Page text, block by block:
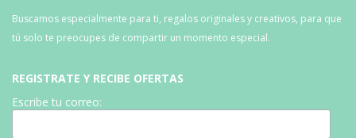
Buscamos especialmente para ti, regalos originales y creativos, para que
tú solo te preocupes de compartir un momento especial.
REGISTRATE Y RECIBE OFERTAS
Escribe tu correo: